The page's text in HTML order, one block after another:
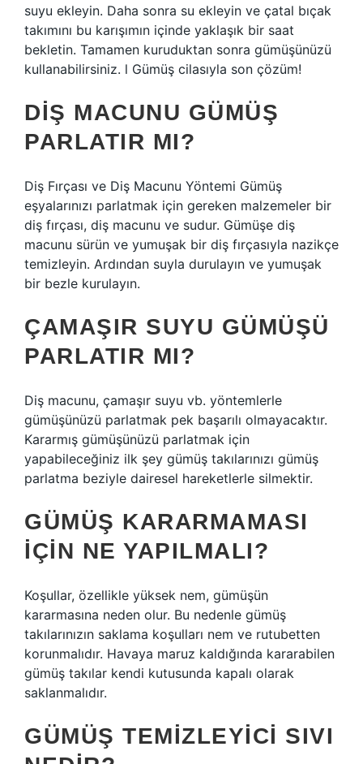
suyu ekleyin. Daha sonra su ekleyin ve çatal bıçak
takımını bu karışımın içinde yaklaşık bir saat
bekletin. Tamamen kuruduktan sonra gümüşünüzü
kullanabilirsiniz. l Gümüş cilasıyla son çözüm!
DIŞ MACUNU GÜMÜŞ
PARLATIR MI?
Diş Fırçası ve Diş Macunu Yöntemi Gümüş
eşyalarınızı parlatmak için gereken malzemeler bir
diş fırçası, diş macunu ve sudur. Gümüşe diş
macunu sürün ve yumuşak bir diş fırçasıyla nazikçe
temizleyin. Ardından suyla durulayın ve yumuşak
bir bezle kurulayın.
ÇAMAŞIR SUYU GÜMÜŞÜ
PARLATIR MI?
Diş macunu, çamaşır suyu vb. yöntemlerle
gümüşünüzü parlatmak pek başarılı olmayacaktır.
Kararmış gümüşünüzü parlatmak için
yapabileceğiniz ilk şey gümüş takılarınızı gümüş
parlatma beziyle dairesel hareketlerle silmektir.
GÜMÜŞ KARARMAMASI
IÇIN NE YAPILMALI?
Koşullar, özellikle yüksek nem, gümüşün
kararmasına neden olur. Bu nedenle gümüş
takılarınızın saklama koşulları nem ve rutubetten
korunmalıdır. Havaya maruz kaldığında kararabilen
gümüş takılar kendi kutusunda kapalı olarak
saklanmalıdır.
GÜMÜŞ TEMIZLEYICI SIVI